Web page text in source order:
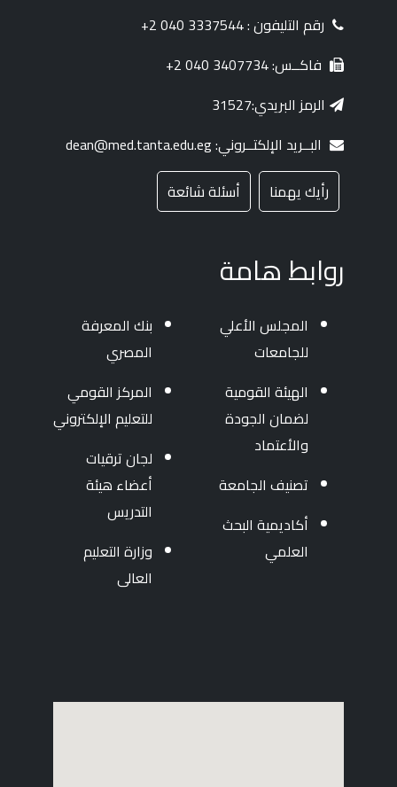
رقم التليفون : 3337544 040 2+
فاكــس: 3407734 040 2+
الرمز البريدي:31527
البــريد الإلكتــروني: dean@med.tanta.edu.eg
رأيك يهمنا
أسئلة شائعة
روابط هامة
المجلس الأعلي
للجامعات
الهيئة القومية
لضمان الجودة
والأعتماد
تصنيف الجامعة
أكاديمية البحث
العلمي
بنك المعرفة
المصري
المركز القومي
للتعليم الإلكتروني
لجان ترقيات
أعضاء هيئة
التدريس
وزارة التعليم
العالى